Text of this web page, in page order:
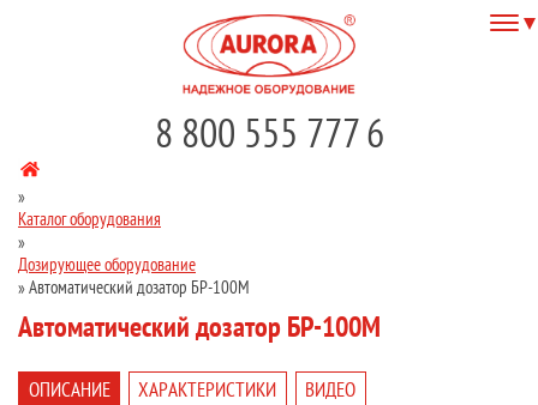
8 800 555 777 6
»
Каталог оборудования
»
Дозирующее оборудование
»Автоматический дозатор БР-100М
Автоматический дозатор БР-100М
ОПИСАНИЕ ХАРАКТЕРИСТИКИ
ВИДЕО